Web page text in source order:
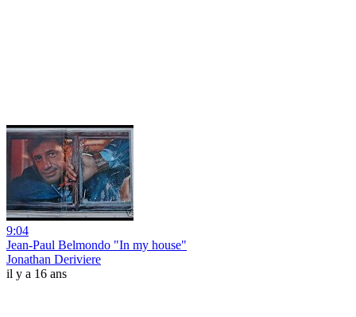
9:04
Jean-Paul Belmondo "In my house"
Jonathan Deriviere
il y a 16 ans